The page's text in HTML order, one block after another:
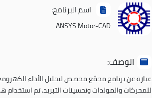
اسم البرنامج:
ANSYS Motor-CAD
الوصف:
عبارة عن برنامج مجمّع مخصص لتحليل الأداء
للمحركات والمولدات وتحسينات التبريد. تم استخدام